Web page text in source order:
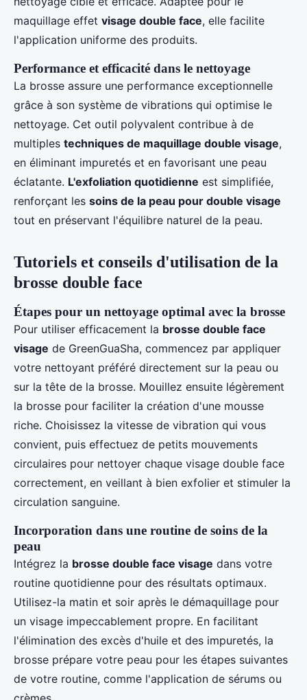
maquillage effet visage double face, elle facilite
l'application uniforme des produits.
Performance et efficacité dans le nettoyage
La brosse assure une performance exceptionnelle
grâce à son système de vibrations qui optimise le
nettoyage. Cet outil polyvalent contribue à de
multiples techniques de maquillage double visage,
en éliminant impuretés et en favorisant une peau
éclatante. L'exfoliation quotidienne est simplifiée,
renforçant les soins de la peau pour double visage
tout en préservant l'équilibre naturel de la peau.
Tutoriels et conseils d'utilisation de la
brosse double face
Étapes pour un nettoyage optimal avec la brosse
Pour utiliser efficacement la brosse double face
visage de GreenGuaSha, commencez par appliquer
votre nettoyant préféré directement sur la peau ou
sur la tête de la brosse. Mouillez ensuite légèrement
la brosse pour faciliter la création d'une mousse
riche. Choisissez la vitesse de vibration qui vous
convient, puis effectuez de petits mouvements
circulaires pour nettoyer chaque visage double face
correctement, en veillant à bien exfolier et stimuler la
circulation sanguine.
Incorporation dans une routine de soins de la
peau
Intégrez la brosse double face visage dans votre
routine quotidienne pour des résultats optimaux.
Utilisez-la matin et soir après le démaquillage pour
un visage impeccablement propre. En facilitant
l'élimination des excès d'huile et des impuretés, la
brosse prépare votre peau pour les étapes suivantes
de votre routine, comme l'application de sérums ou